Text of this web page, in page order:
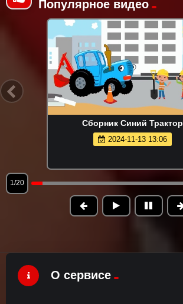
Популярное видео
Сборник Синий Трактор
2024-11-13 13:06
1/20
О сервисе